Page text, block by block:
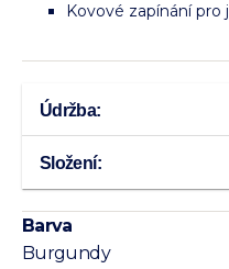
Kovové zapínání pro
Údržba:
Složení:
Barva
Burgundy